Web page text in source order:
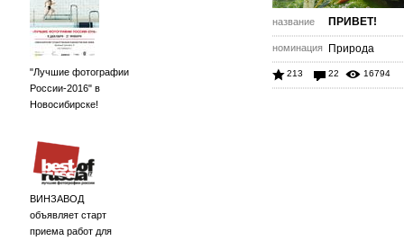
"Лучшие фотографии
России-2016" в
Новосибирске!
ВИНЗАВОД
объявляет старт
приема работ для
название ПРИВЕТ!
номинация Природа
213 22 16794